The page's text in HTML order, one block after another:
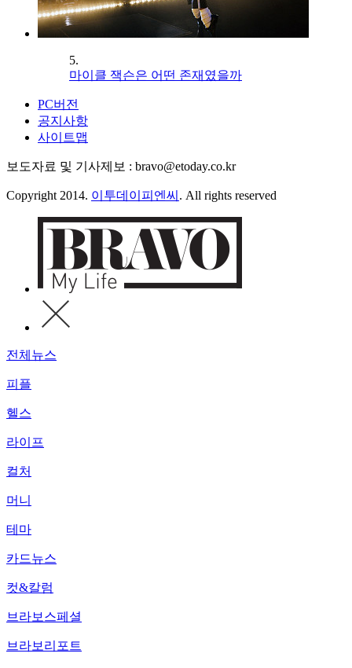
5.
마이클 잭슨은 어떤 존재였을까
PC버전
공지사항
사이트맵
보도자료 및 기사제보 : bravo@etoday.co.kr
Copyright 2014. 이투데이피엔씨 . All rights reserved
전체뉴스
피플
헬스
라이프
컬처
머니
테마
카드뉴스
컷&칼럼
브라보스페셜
브라보리포트